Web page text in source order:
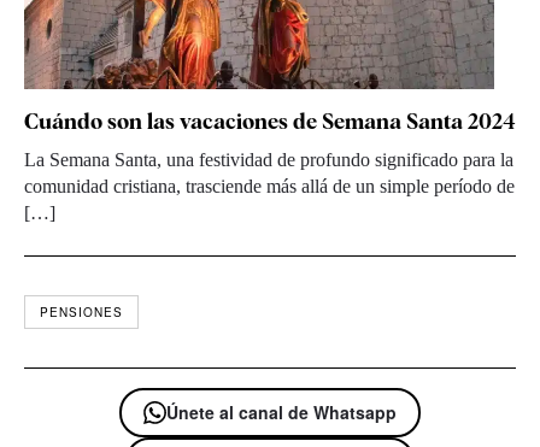
Cuándo son las vacaciones de Semana Santa 2024
La Semana Santa, una festividad de profundo significado para la
comunidad cristiana, trasciende más allá de un simple período de
[…]
PENSIONES
Únete al canal de Whatsapp